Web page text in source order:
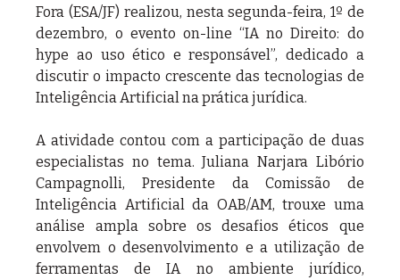
Fora (ESA/JF) realizou, nesta segunda-feira, 1º de
dezembro, o evento on-line “IA no Direito: do
hype ao uso ético e responsável”, dedicado a
discutir o impacto crescente das tecnologias de
Inteligência Artificial na prática jurídica.
A atividade contou com a participação de duas
especialistas no tema. Juliana Narjara Libório
Campagnolli, Presidente da Comissão de
Inteligência Artificial da OAB/AM, trouxe uma
análise ampla sobre os desafios éticos que
envolvem o desenvolvimento e a utilização de
ferramentas de IA no ambiente jurídico,